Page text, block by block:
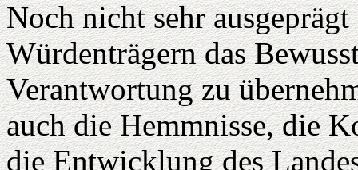
Noch nicht sehr
Würdenträgern das
Verantwortung zu
auch die Hemmnisse, die
die Entwicklung des